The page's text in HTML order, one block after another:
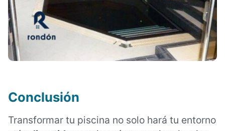
Conclusión
Transformar tu piscina no solo hará tu entorno